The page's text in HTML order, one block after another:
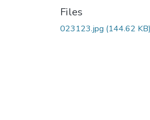
Files
023123.jpg (144.62 KB)